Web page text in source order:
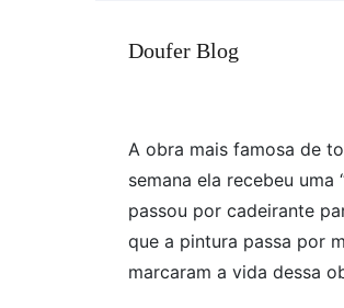
Doufer Blog
A obra mais famosa de
semana ela recebeu
passou por cadeirante
que a pintura passa por
marcaram a vida dessa